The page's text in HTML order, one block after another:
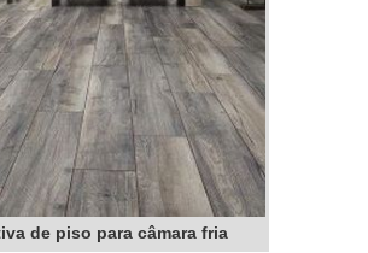
de piso para câmara fria